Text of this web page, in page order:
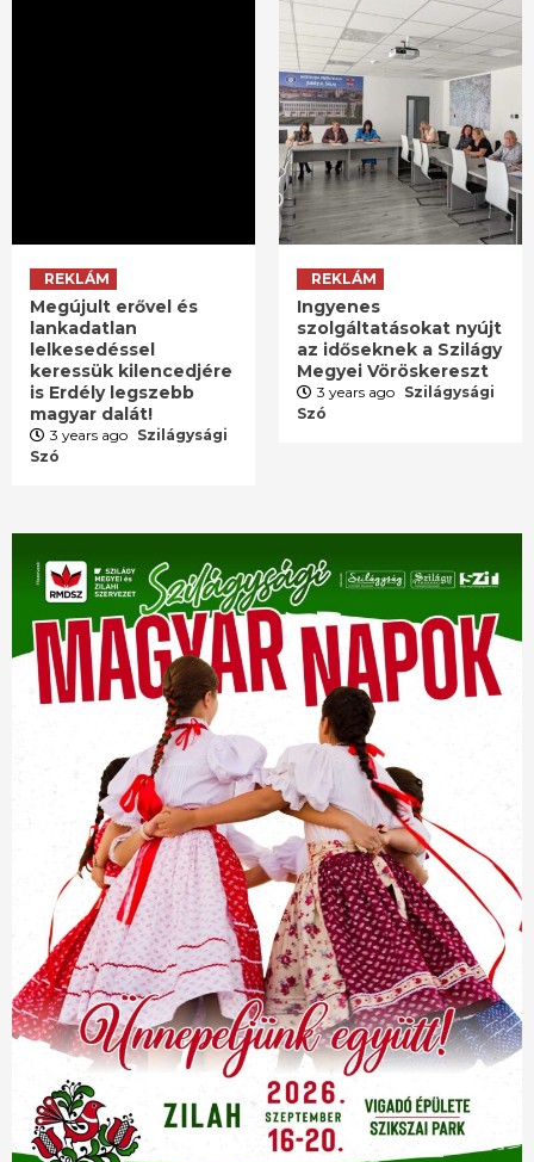
REKLÁM
Megújult erővel és
lankadatlan
lelkesedéssel
keressük kilencedjére
is Erdély legszebb
magyar dalát!
3 years ago Szilágysági
Szó
REKLÁM
Ingyenes
szolgáltatásokat nyújt
az időseknek a Szilágy
Megyei Vöröskereszt
3 years ago Szilágysági
Szó